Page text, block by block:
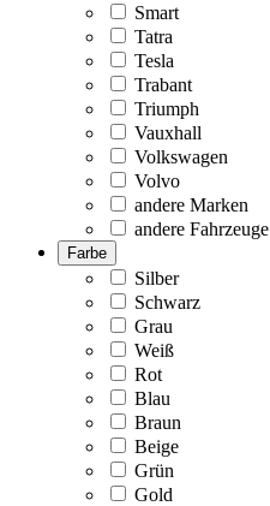
Smart
Tatra
Tesla
Trabant
Triumph
Vauxhall
Volkswagen
Volvo
andere Marken
andere Fahrzeuge
Farbe
Silber
Schwarz
Grau
Weiß
Rot
Blau
Braun
Beige
Grün
Gold